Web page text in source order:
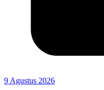
9 Agustus 2026